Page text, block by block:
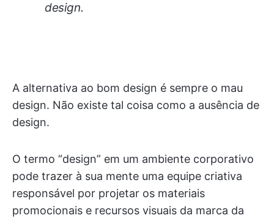
design.
A alternativa ao bom design é sempre o mau
design. Não existe tal coisa como a ausência de
design.
O termo “design” em um ambiente corporativo
pode trazer à sua mente uma equipe criativa
responsável por projetar os materiais
promocionais e recursos visuais da marca da